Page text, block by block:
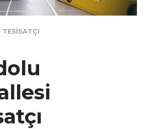
TESISATÇI